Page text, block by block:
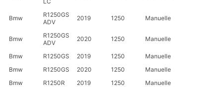
Bmw
R1250GS
ADV
2019 1250 Manuelle
Bmw
R1250GS
ADV
2020 1250 Manuelle
Bmw R1250GS 2019 1250
Manuelle
Bmw
R1250GS 2020 1250
Manuelle
Bmw
R1250R 2019 1250
Manuelle